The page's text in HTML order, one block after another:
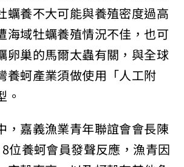
養不大可能與養殖密度過高
域牡蠣養殖情況不佳，也可
巢的馬爾太蟲有關，與全球
蚵產業須做使用「人工附
嘉義漁業青年聯誼會會長陳
位養蚵會員發聲反應，漁青因